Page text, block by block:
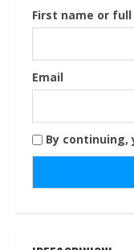
First name or full
Email
By continuing,